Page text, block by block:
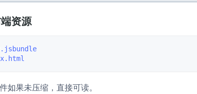
资源
如果未压缩，直接可读。